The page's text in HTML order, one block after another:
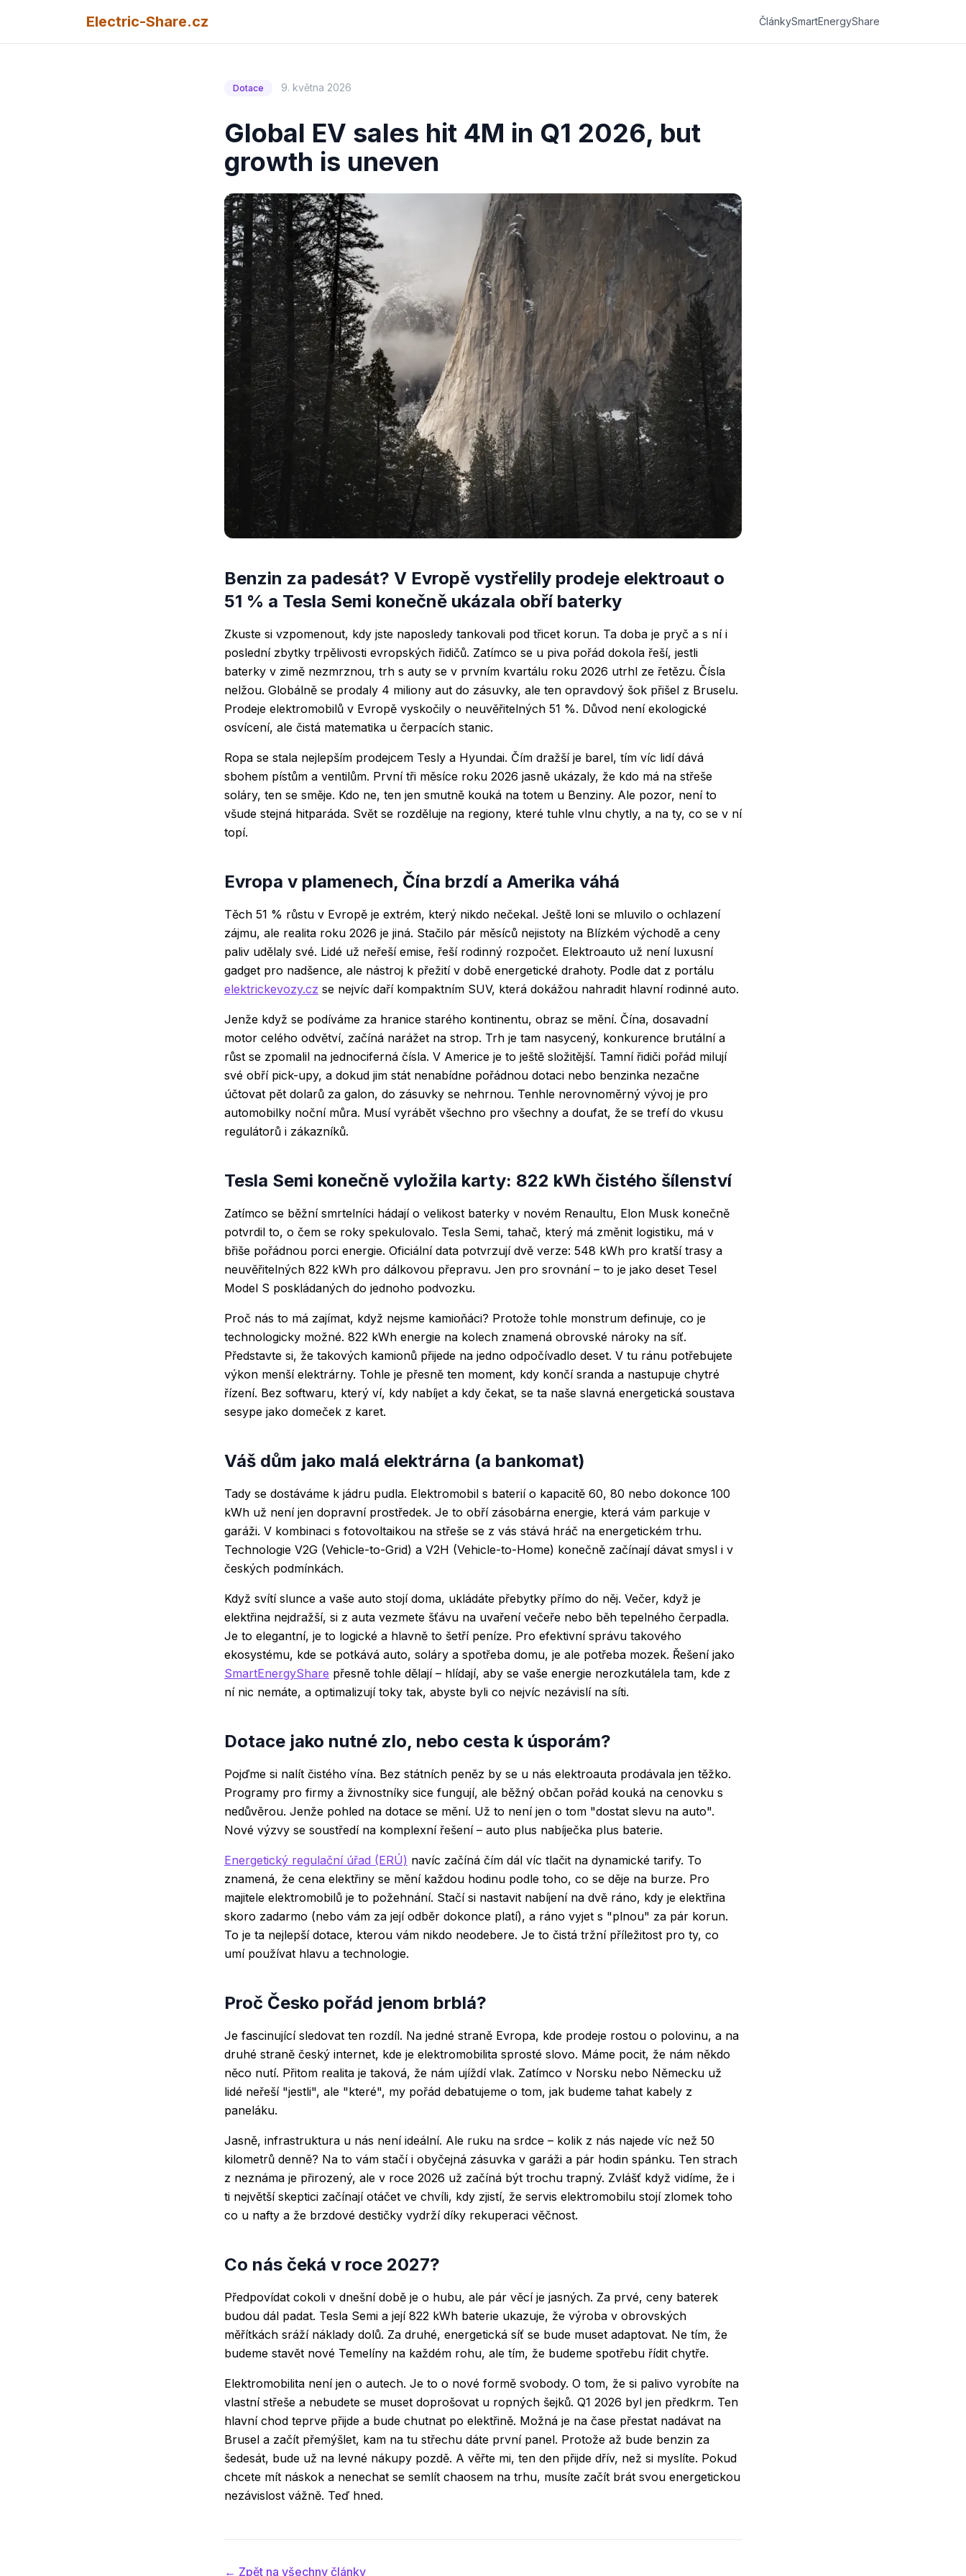
Electric-Share.cz ČlánkySmartEnergyShare
Dotace 9. května 2026
Global EV sales hit 4M in Q1 2026, but
growth is uneven
Benzin za padesát? V Evropě vystřelily prodeje elektroaut o
51 % a Tesla Semi konečně ukázala obří baterky
Zkuste si vzpomenout, kdy jste naposledy tankovali pod třicet korun. Ta doba je pryč a s ní i
poslední zbytky trpělivosti evropských řidičů. Zatímco se u piva pořád dokola řeší, jestli
baterky v zimě nezmrznou, trh s auty se v prvním kvartálu roku 2026 utrhl ze řetězu. Čísla
nelžou. Globálně se prodaly 4 miliony aut do zásuvky, ale ten opravdový šok přišel z Bruselu.
Prodeje elektromobilů v Evropě vyskočily o neuvěřitelných 51 %. Důvod není ekologické
osvícení, ale čistá matematika u čerpacích stanic.
Ropa se stala nejlepším prodejcem Tesly a Hyundai. Čím dražší je barel, tím víc lidí dává
sbohem pístům a ventilům. První tři měsíce roku 2026 jasně ukázaly, že kdo má na střeše
soláry, ten se směje. Kdo ne, ten jen smutně kouká na totem u Benziny. Ale pozor, není to
všude stejná hitparáda. Svět se rozděluje na regiony, které tuhle vlnu chytly, a na ty, co se v ní
topí.
Evropa v plamenech, Čína brzdí a Amerika váhá
Těch 51 % růstu v Evropě je extrém, který nikdo nečekal. Ještě loni se mluvilo o ochlazení
zájmu, ale realita roku 2026 je jiná. Stačilo pár měsíců nejistoty na Blízkém východě a ceny
paliv udělaly své. Lidé už neřeší emise, řeší rodinný rozpočet. Elektroauto už není luxusní
gadget pro nadšence, ale nástroj k přežití v době energetické drahoty. Podle dat z portálu
elektrickevozy.cz se nejvíc daří kompaktním SUV, která dokážou nahradit hlavní rodinné auto.
Jenže když se podíváme za hranice starého kontinentu, obraz se mění. Čína, dosavadní
motor celého odvětví, začíná narážet na strop. Trh je tam nasycený, konkurence brutální a
růst se zpomalil na jednociferná čísla. V Americe je to ještě složitější. Tamní řidiči pořád milují
své obří pick-upy, a dokud jim stát nenabídne pořádnou dotaci nebo benzinka nezačne
účtovat pět dolarů za galon, do zásuvky se nehrnou. Tenhle nerovnoměrný vývoj je pro
automobilky noční můra. Musí vyrábět všechno pro všechny a doufat, že se trefí do vkusu
regulátorů i zákazníků.
Tesla Semi konečně vyložila karty: 822 kWh čistého šílenství
Zatímco se běžní smrtelníci hádají o velikost baterky v novém Renaultu, Elon Musk konečně
potvrdil to, o čem se roky spekulovalo. Tesla Semi, tahač, který má změnit logistiku, má v
břiše pořádnou porci energie. Oficiální data potvrzují dvě verze: 548 kWh pro kratší trasy a
neuvěřitelných 822 kWh pro dálkovou přepravu. Jen pro srovnání – to je jako deset Tesel
Model S poskládaných do jednoho podvozku.
Proč nás to má zajímat, když nejsme kamioňáci? Protože tohle monstrum definuje, co je
technologicky možné. 822 kWh energie na kolech znamená obrovské nároky na síť.
Představte si, že takových kamionů přijede na jedno odpočívadlo deset. V tu ránu potřebujete
výkon menší elektrárny. Tohle je přesně ten moment, kdy končí sranda a nastupuje chytré
řízení. Bez softwaru, který ví, kdy nabíjet a kdy čekat, se ta naše slavná energetická soustava
sesype jako domeček z karet.
Váš dům jako malá elektrárna (a bankomat)
Tady se dostáváme k jádru pudla. Elektromobil s baterií o kapacitě 60, 80 nebo dokonce 100
kWh už není jen dopravní prostředek. Je to obří zásobárna energie, která vám parkuje v
garáži. V kombinaci s fotovoltaikou na střeše se z vás stává hráč na energetickém trhu.
Technologie V2G (Vehicle-to-Grid) a V2H (Vehicle-to-Home) konečně začínají dávat smysl i v
českých podmínkách.
Když svítí slunce a vaše auto stojí doma, ukládáte přebytky přímo do něj. Večer, když je
elektřina nejdražší, si z auta vezmete šťávu na uvaření večeře nebo běh tepelného čerpadla.
Je to elegantní, je to logické a hlavně to šetří peníze. Pro efektivní správu takového
ekosystému, kde se potkává auto, soláry a spotřeba domu, je ale potřeba mozek. Řešení jako
SmartEnergyShare přesně tohle dělají – hlídají, aby se vaše energie nerozkutálela tam, kde z
ní nic nemáte, a optimalizují toky tak, abyste byli co nejvíc nezávislí na síti.
Dotace jako nutné zlo, nebo cesta k úsporám?
Pojďme si nalít čistého vína. Bez státních peněz by se u nás elektroauta prodávala jen těžko.
Programy pro firmy a živnostníky sice fungují, ale běžný občan pořád kouká na cenovku s
nedůvěrou. Jenže pohled na dotace se mění. Už to není jen o tom "dostat slevu na auto".
Nové výzvy se soustředí na komplexní řešení – auto plus nabíječka plus baterie.
Energetický regulační úřad (ERÚ) navíc začíná čím dál víc tlačit na dynamické tarify. To
znamená, že cena elektřiny se mění každou hodinu podle toho, co se děje na burze. Pro
majitele elektromobilů je to požehnání. Stačí si nastavit nabíjení na dvě ráno, kdy je elektřina
skoro zadarmo (nebo vám za její odběr dokonce platí), a ráno vyjet s "plnou" za pár korun.
To je ta nejlepší dotace, kterou vám nikdo neodebere. Je to čistá tržní příležitost pro ty, co
umí používat hlavu a technologie.
Proč Česko pořád jenom brblá?
Je fascinující sledovat ten rozdíl. Na jedné straně Evropa, kde prodeje rostou o polovinu, a na
druhé straně český internet, kde je elektromobilita sprosté slovo. Máme pocit, že nám někdo
něco nutí. Přitom realita je taková, že nám ujíždí vlak. Zatímco v Norsku nebo Německu už
lidé neřeší "jestli", ale "které", my pořád debatujeme o tom, jak budeme tahat kabely z
paneláku.
Jasně, infrastruktura u nás není ideální. Ale ruku na srdce – kolik z nás najede víc než 50
kilometrů denně? Na to vám stačí i obyčejná zásuvka v garáži a pár hodin spánku. Ten strach
z neznáma je přirozený, ale v roce 2026 už začíná být trochu trapný. Zvlášť když vidíme, že i
ti největší skeptici začínají otáčet ve chvíli, kdy zjistí, že servis elektromobilu stojí zlomek toho
co u nafty a že brzdové destičky vydrží díky rekuperaci věčnost.
Co nás čeká v roce 2027?
Předpovídat cokoli v dnešní době je o hubu, ale pár věcí je jasných. Za prvé, ceny baterek
budou dál padat. Tesla Semi a její 822 kWh baterie ukazuje, že výroba v obrovských
měřítkách sráží náklady dolů. Za druhé, energetická síť se bude muset adaptovat. Ne tím, že
budeme stavět nové Temelíny na každém rohu, ale tím, že budeme spotřebu řídit chytře.
Elektromobilita není jen o autech. Je to o nové formě svobody. O tom, že si palivo vyrobíte na
vlastní střeše a nebudete se muset doprošovat u ropných šejků. Q1 2026 byl jen předkrm. Ten
hlavní chod teprve přijde a bude chutnat po elektřině. Možná je na čase přestat nadávat na
Brusel a začít přemýšlet, kam na tu střechu dáte první panel. Protože až bude benzin za
šedesát, bude už na levné nákupy pozdě. A věřte mi, ten den přijde dřív, než si myslíte. Pokud
chcete mít náskok a nenechat se semlít chaosem na trhu, musíte začít brát svou energetickou
nezávislost vážně. Teď hned.
← Zpět na všechny články